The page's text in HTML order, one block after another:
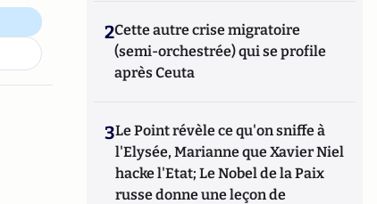
2Cette autre crise migratoire
(semi-orchestrée) qui se profile
après Ceuta
3Le Point révèle ce qu'on sniffe à
l'Elysée, Marianne que Xavier Niel
hacke l'Etat; Le Nobel de la Paix
russe donne une leçon de